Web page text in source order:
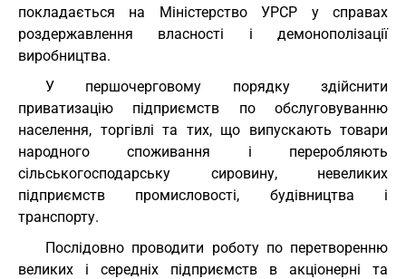
покладається на Міністерство УРСР у справах
роздержавлення власності і демонополізації
виробництва.
У першочерговому порядку здійснити
приватизацію підприємств по обслуговуванню
населення, торгівлі та тих, що випускають товари
народного споживання і переробляють
сільськогосподарську сировину, невеликих
підприємств промисловості, будівництва і
транспорту.
Послідовно проводити роботу по перетворенню
великих і середніх підприємств в акціонерні та